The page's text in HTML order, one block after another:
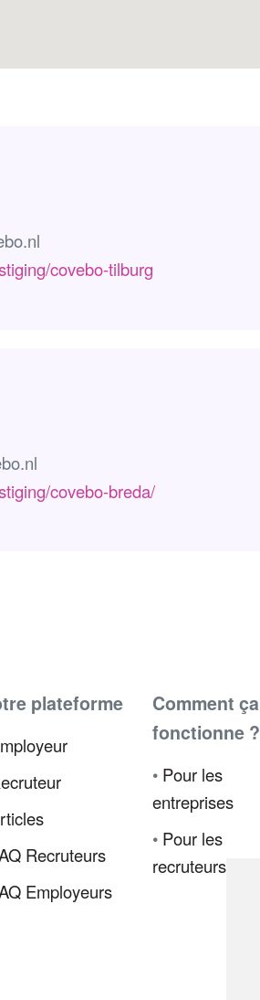
covebo-tilburg
covebo-breda/
plateforme
Recruteurs
Employeurs
Comment ça
fonctionne ?
• Pour les
entreprises
• Pour les
recruteurs